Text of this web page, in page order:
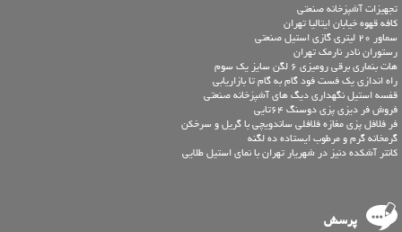
تجهیزات آشپزخانه صنعتی
کافه قهوه خیابان ایتالیا تهران
سماور 20 لیتری گازی استیل صنعتی
رستوران نادر نارمک تهران
هات بنماری برقی رومیزی 6 لگن سایز یک سوم
راه اندازی یک فست فود گام به گام تا بازاریابی
قفسه استیل نگهداری دیگ های آشپزخانه صنعتی
فروش فر دیزی پزی دوسنگ 64تایی
فر فلافل پزی مغازه فلافلی ساندویچی با گریل و سرخکن
گرمخانه گرم و مرطوب ایستاده ده لگنه
کانتر آشکده دنیز در شهریار تهران با نمای استیل طلایی
پرسش